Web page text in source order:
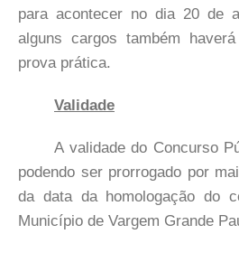
para acontecer no dia 20 de
alguns cargos também
prova prática.
Validade
A validade do Concurso
podendo ser prorrogado por
da data da homologação do
Município de Vargem Grande